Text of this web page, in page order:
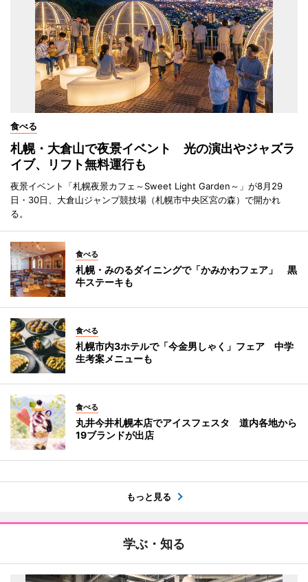
食べる
札幌・大倉山で夜景イベント 光の演出やジャズラ
イブ、リフト無料運行も
夜景イベント「札幌夜景カフェ～Sweet Light Garden～」が8月29
日・30日、大倉山ジャンプ競技場（札幌市中央区宮の森）で開かれ
る。
食べる
札幌・みのるダイニングで「かみかわフェア」 黒
牛ステーキも
食べる
札幌市内3ホテルで「今金男しゃく」フェア 中学
生考案メニューも
食べる
丸井今井札幌本店でアイスフェスタ 道内各地から
19ブランドが出店
もっと見る
学ぶ・知る